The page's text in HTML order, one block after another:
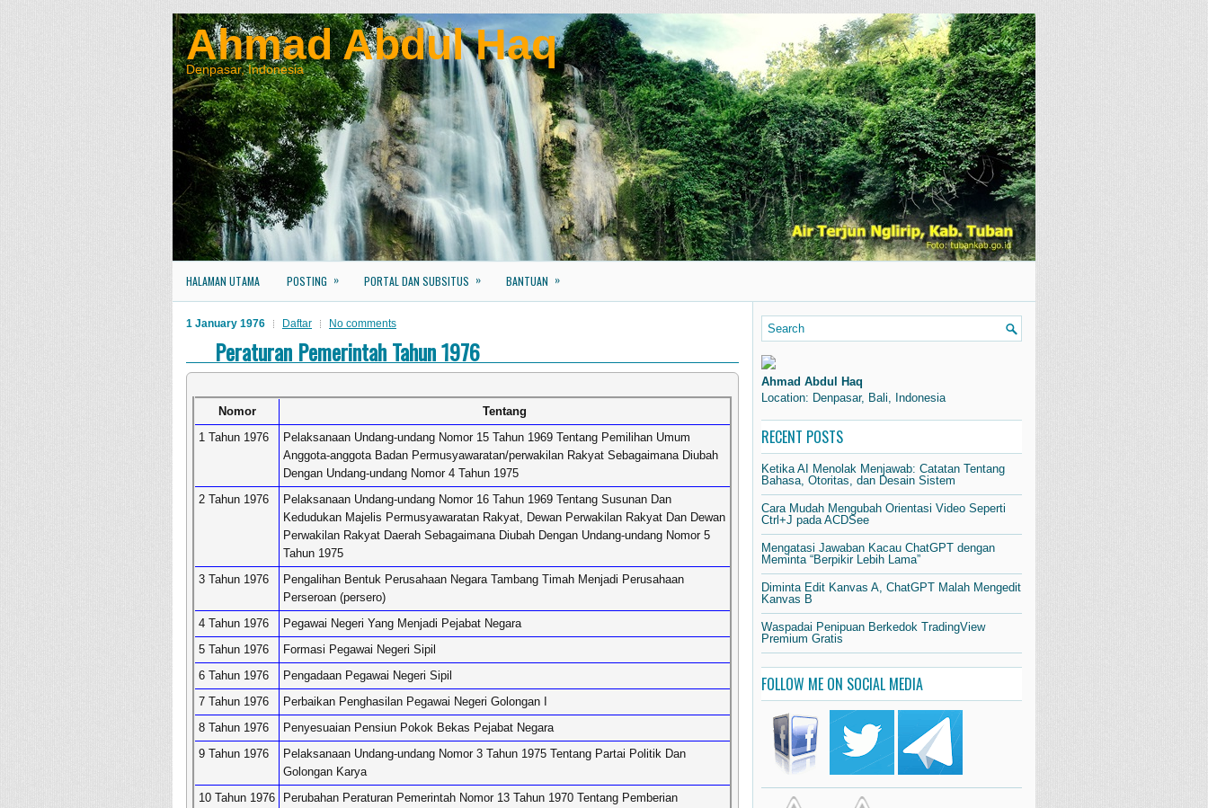
Ahmad Abdul Haq
Denpasar, Indonesia
HALAMAN UTAMA POSTING » PORTAL DAN SUBSITUS » BANTUAN »
1 January 1976 Daftar No comments
Peraturan Pemerintah Tahun 1976
Nomor
Tentang
1 Tahun 1976
Pelaksanaan Undang-undang Nomor 15 Tahun 1969 Tentang Pemilihan Umum
Anggota-anggota Badan Permusyawaratan/perwakilan Rakyat Sebagaimana Diubah
Dengan Undang-undang Nomor 4 Tahun 1975
2 Tahun 1976
Pelaksanaan Undang-undang Nomor 16 Tahun 1969 Tentang Susunan Dan
Kedudukan Majelis Permusyawaratan Rakyat, Dewan Perwakilan Rakyat Dan Dewan
Perwakilan Rakyat Daerah Sebagaimana Diubah Dengan Undang-undang Nomor 5
Tahun 1975
3 Tahun 1976
Pengalihan Bentuk Perusahaan Negara Tambang Timah Menjadi Perusahaan
Perseroan (persero)
4 Tahun 1976
Pegawai Negeri Yang Menjadi Pejabat Negara
5 Tahun 1976
Formasi Pegawai Negeri Sipil
6 Tahun 1976
Pengadaan Pegawai Negeri Sipil
7 Tahun 1976
Perbaikan Penghasilan Pegawai Negeri Golongan I
8 Tahun 1976
Penyesuaian Pensiun Pokok Bekas Pejabat Negara
9 Tahun 1976
Pelaksanaan Undang-undang Nomor 3 Tahun 1975 Tentang Partai Politik Dan
Golongan Karya
10 Tahun 1976
Perubahan Peraturan Pemerintah Nomor 13 Tahun 1970 Tentang Pemberian
Ahmad Abdul Haq
Location: Denpasar, Bali, Indonesia
RECENT POSTS
Ketika AI Menolak Menjawab: Catatan Tentang
Bahasa, Otoritas, dan Desain Sistem
Cara Mudah Mengubah Orientasi Video Seperti
Ctrl+J pada ACDSee
Mengatasi Jawaban Kacau ChatGPT dengan
Meminta “Berpikir Lebih Lama”
Diminta Edit Kanvas A, ChatGPT Malah Mengedit
Kanvas B
Waspadai Penipuan Berkedok TradingView
Premium Gratis
FOLLOW ME ON SOCIAL MEDIA